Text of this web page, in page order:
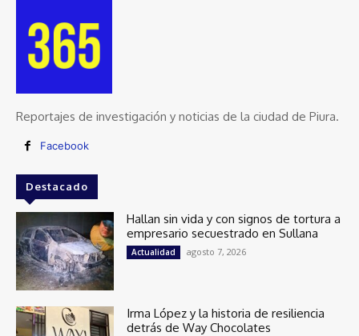
Reportajes de investigación y noticias de la ciudad de Piura.
Facebook
Destacado
Hallan sin vida y con signos de tortura a
empresario secuestrado en Sullana
Actualidad agosto 7, 2026
Irma López y la historia de resiliencia
detrás de Way Chocolates